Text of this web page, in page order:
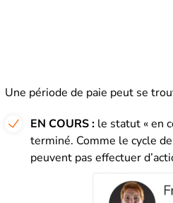
Une période de paie peut se
EN COURS : le statut « en
terminé. Comme le cycle
peuvent pas effectuer